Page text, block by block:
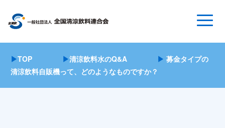
▶TOP ▶清涼飲料水のQ&A ▶ 募金タイプの
清涼飲料自販機って、どのようなものですか？